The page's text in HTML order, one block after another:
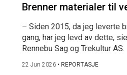
Brenner materialer til
– Siden 2015, da jeg leverte
gang, har jeg levd av dette,
Rennebu Sag og Trekultur AS.
22 Jun 2026 • REPORTASJE